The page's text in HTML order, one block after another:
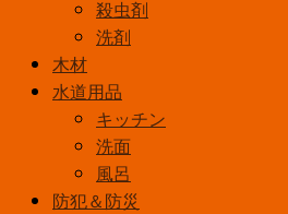
殺虫剤
洗剤
木材
水道用品
キッチン
洗面
風呂
防犯＆防災